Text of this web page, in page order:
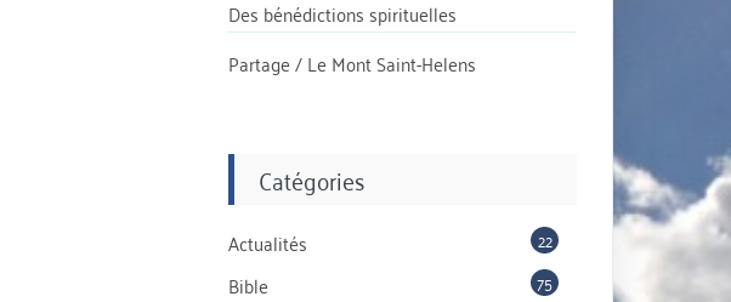
Des bénédictions spirituelles
Partage / Le Mont Saint-Helens
Catégories
Actualités 22
Bible 75